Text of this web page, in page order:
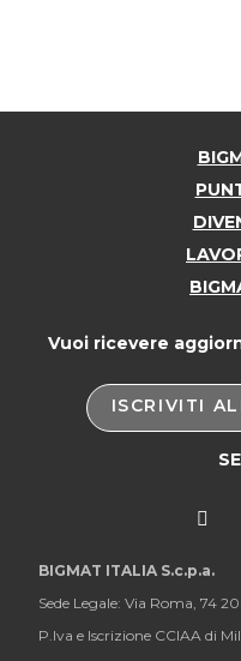
Vuoi ricevere
ISCRIVITI
BIGMAT ITALIA S.c.p.a.
Sede Legale: Via Roma, 74
P.Iva e Iscrizione CCIAA di